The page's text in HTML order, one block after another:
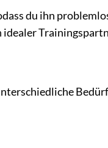
du ihn
idealer